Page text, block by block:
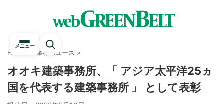
メニュー
HOME 業界ニュース >
オオキ建築事務所、「 アジア太平洋25ヵ
国を代表する建築事務所 」 として表彰